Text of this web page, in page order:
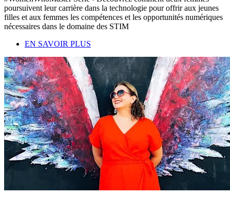
poursuivent leur carrière dans la technologie pour offrir aux jeunes
filles et aux femmes les compétences et les opportunités numériques
nécessaires dans le domaine des STIM
EN SAVOIR PLUS